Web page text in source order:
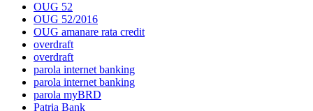
OUG 52
OUG 52/2016
OUG amanare rata credit
overdraft
overdraft
parola internet banking
parola internet banking
parola myBRD
Patria Bank